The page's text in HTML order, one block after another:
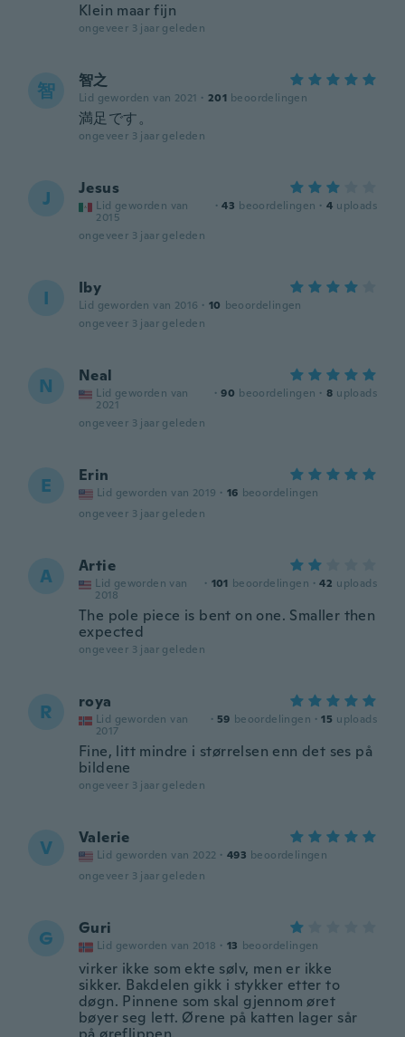
Klein maar fijn
ongeveer 3 jaar geleden
智 智之
Lid geworden van 2021 · 201 beoordelingen
満足です。
ongeveer 3 jaar geleden
J Jesus
Lid geworden van
2015
· 43 beoordelingen · 4 uploads
ongeveer 3 jaar geleden
I Iby
Lid geworden van 2016 · 10 beoordelingen
ongeveer 3 jaar geleden
N Neal
Lid geworden van
2021
· 90 beoordelingen · 8 uploads
ongeveer 3 jaar geleden
E Erin
Lid geworden van 2019 · 16 beoordelingen
ongeveer 3 jaar geleden
A Artie
Lid geworden van
2018
· 101 beoordelingen · 42 uploads
The pole piece is bent on one. Smaller then
expected
ongeveer 3 jaar geleden
R roya
Lid geworden van
2017
· 59 beoordelingen · 15 uploads
Fine, litt mindre i størrelsen enn det ses på
bildene
ongeveer 3 jaar geleden
V Valerie
Lid geworden van 2022 · 493 beoordelingen
ongeveer 3 jaar geleden
G Guri
Lid geworden van 2018 · 13 beoordelingen
virker ikke som ekte sølv, men er ikke
sikker. Bakdelen gikk i stykker etter to
døgn. Pinnene som skal gjennom øret
bøyer seg lett. Ørene på katten lager sår